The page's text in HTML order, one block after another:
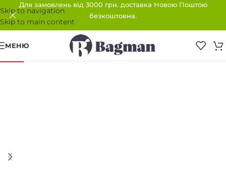
Skip to navigation
Skip to main content
Для замовлень від 3000 грн. доставка Новою Поштою
безкоштовна.
МЕНЮ